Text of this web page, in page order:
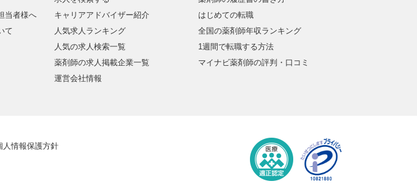
当者様へ
て
キャリアアドバイザー紹介
人気求人ランキング
人気の求人検索一覧
薬剤師の求人掲載企業一覧
運営会社情報
はじめての転職
全国の薬剤師年収ランキング
1週間で転職する方法
マイナビ薬剤師の評判・口コミ
人情報保護方針